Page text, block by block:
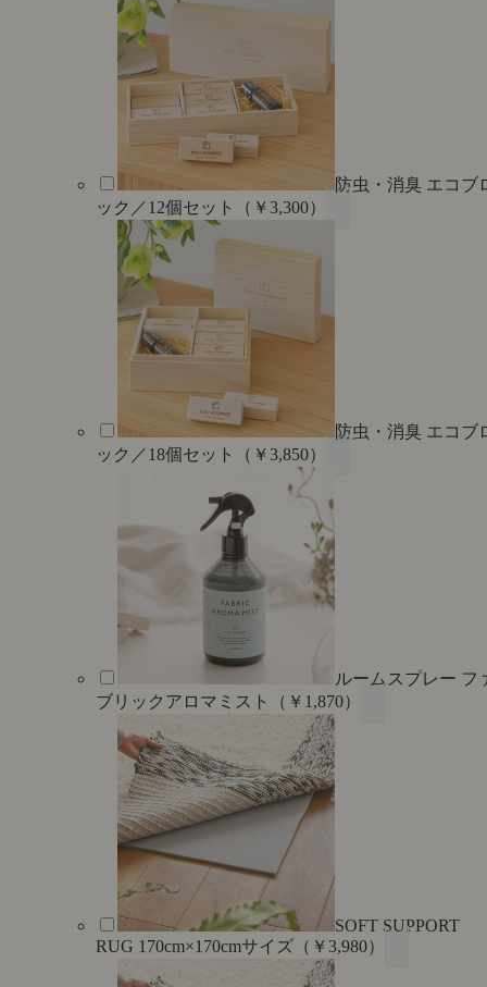
防虫・消臭 エコブ
ック／12個セット（￥3,300）
防虫・消臭 エコブ
ック／18個セット（￥3,850）
ルームスプレー フ
ブリックアロマミスト（￥1,870）
SOFT SUPPORT
RUG 170cm×170cmサイズ（￥3,980）